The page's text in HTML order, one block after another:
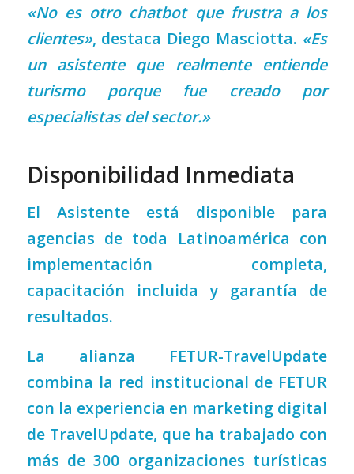
«No es otro chatbot que frustra a los
clientes», destaca Diego Masciotta. «Es
un asistente que realmente entiende
turismo porque fue creado por
especialistas del sector.»
Disponibilidad Inmediata
El Asistente está disponible para
agencias de toda Latinoamérica con
implementación completa,
capacitación incluida y garantía de
resultados.
La alianza FETUR-TravelUpdate
combina la red institucional de FETUR
con la experiencia en marketing digital
de TravelUpdate, que ha trabajado con
más de 300 organizaciones turísticas